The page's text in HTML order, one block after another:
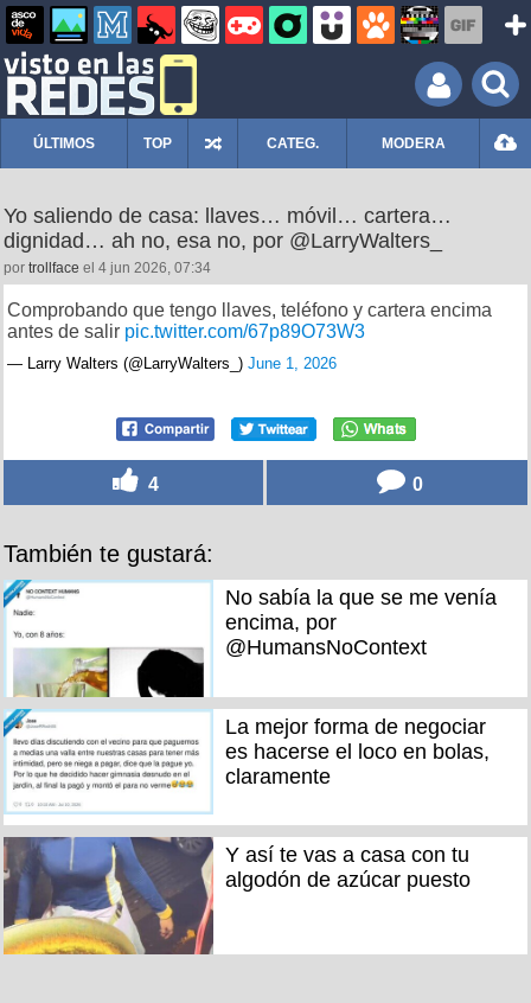
ÚLTIMOS TOP CATEG. MODERA
Yo saliendo de casa: llaves… móvil… cartera…
dignidad… ah no, esa no, por @LarryWalters_
por trollface el 4 jun 2026, 07:34
Comprobando que tengo llaves, teléfono y cartera encima
antes de salir pic.twitter.com/67p89O73W3
— Larry Walters (@LarryWalters_) June 1, 2026
4 0
También te gustará:
No sabía la que se me venía
encima, por
@HumansNoContext
La mejor forma de negociar
es hacerse el loco en bolas,
claramente
Y así te vas a casa con tu
algodón de azúcar puesto